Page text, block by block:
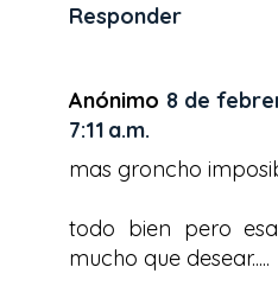
Responder
Anónimo 8 de
7:11 a.m.
mas groncho
todo bien pero
mucho que desear.....